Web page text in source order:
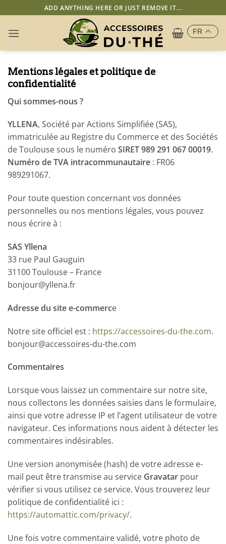
au
contenu
ADD ANYTHING HERE OR JUST REMOVE IT...
FR
Mentions légales et politique de
confidentialité
Qui sommes-nous ?
YLLENA, Société par Actions Simplifiée (SAS),
immatriculée au Registre du Commerce et des Sociétés
de Toulouse sous le numéro SIRET 989 291 067 00019.
Numéro de TVA intracommunautaire : FR06
989291067.
Pour toute question concernant vos données
personnelles ou nos mentions légales, vous pouvez
nous écrire à :
SAS Yllena
33 rue Paul Gauguin
31100 Toulouse – France
bonjour@yllena.fr
Adresse du site e-commerce
Notre site officiel est : https://accessoires-du-the.com.
bonjour@accessoires-du-the.com
Commentaires
Lorsque vous laissez un commentaire sur notre site,
nous collectons les données saisies dans le formulaire,
ainsi que votre adresse IP et l’agent utilisateur de votre
navigateur. Ces informations nous aident à détecter les
commentaires indésirables.
Une version anonymisée (hash) de votre adresse e-
mail peut être transmise au service Gravatar pour
vérifier si vous utilisez ce service. Vous trouverez leur
politique de confidentialité ici :
https://automattic.com/privacy/.
Une fois votre commentaire validé, votre photo de